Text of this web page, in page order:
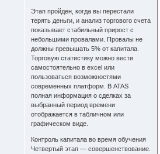
Этап пройден, когда вы перестали
терять деньги, и анализ торгового счета
показывает стабильный прирост с
небольшими провалами. Провалы не
должны превышать 5% от капитала.
Торговую статистику можно вести
самостоятельно в excel или
пользоваться возможностями
современных платформ. В ATAS
полная информация о сделках за
выбранный период времени
отображается в табличном или
графическом виде.
Контроль капитала во время обучения
Четвертый этап — совершенствование.